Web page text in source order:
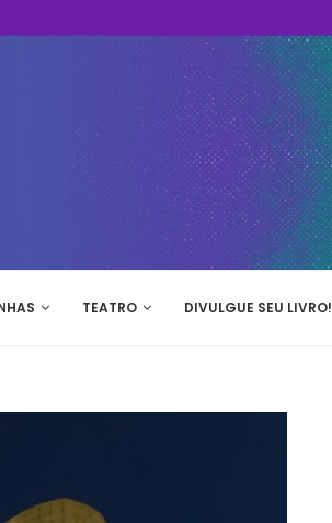
TEATRO DIVULGUE SEU LIVRO!